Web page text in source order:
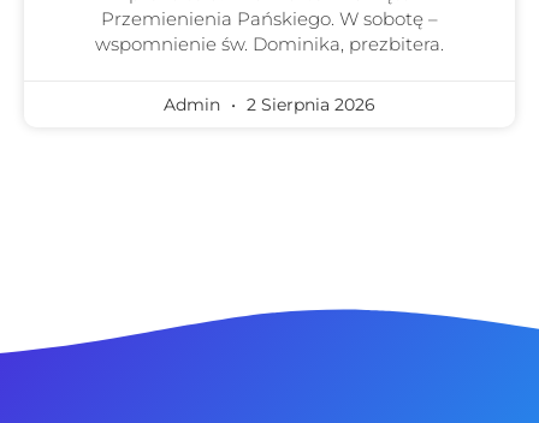
Przemienienia Pańskiego. W sobotę –
wspomnienie św. Dominika, prezbitera.
Admin 2 Sierpnia 2026